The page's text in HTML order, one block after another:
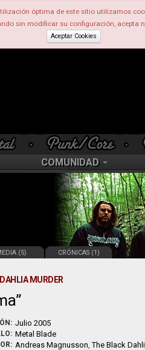
óptima de este sitio utilizamos
sin modificar su configuración, acepta
Aceptar Cookies
COMUNIDAD
(5) CRÓNICAS (1)
MURDER
Julio 2005
Metal Blade
Andreas Magnusson,The Black